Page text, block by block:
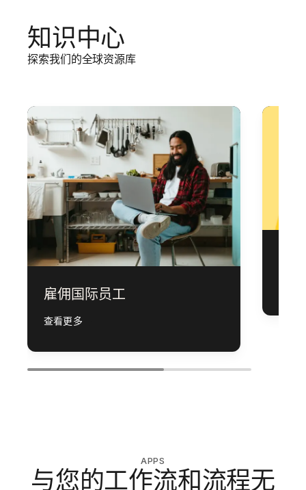
知识中心
探索我们的全球资源库
雇佣国际员工
查看更多
APPS
与您的工作流和流程无